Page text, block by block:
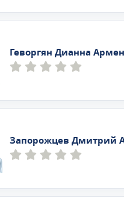
Геворгян Дианна
Запорожцев Дмитрий